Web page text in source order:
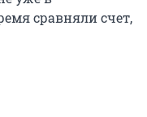
сравняли счет,